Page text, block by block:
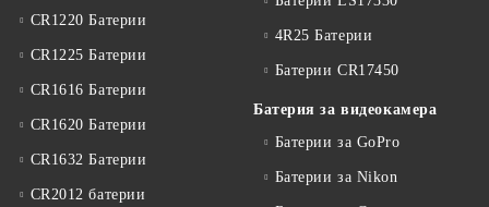
CR1220 Батерии
CR1225 Батерии
CR1616 Батерии
CR1620 Батерии
CR1632 Батерии
CR2012 батерии
4R25 Батерии
Батерии CR17450
Батерия за видеокамера
Батерии за GoPro
Батерии за Nikon